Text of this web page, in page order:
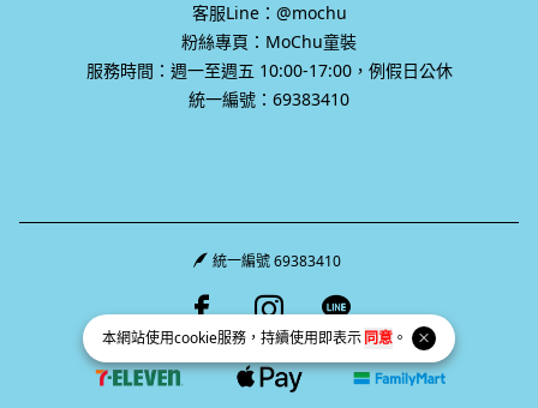
本網站使用cookie服務，持續使用即表示同意 。
客服Line：@mochu
粉絲專頁：MoChu童裝
服務時間：週一至週五 10:00-17:00，例假日公休
統一編號：69383410
統一編號 69383410
Facebook page
Instagram page
Line page